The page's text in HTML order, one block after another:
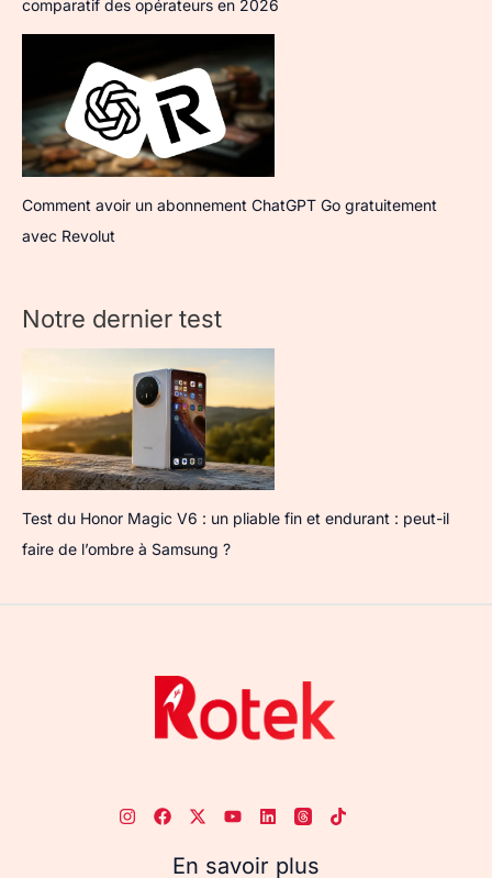
comparatif des opérateurs en 2026
Comment avoir un abonnement ChatGPT Go gratuitement
avec Revolut
Notre dernier test
Test du Honor Magic V6 : un pliable fin et endurant : peut-il
faire de l’ombre à Samsung ?
En savoir plus